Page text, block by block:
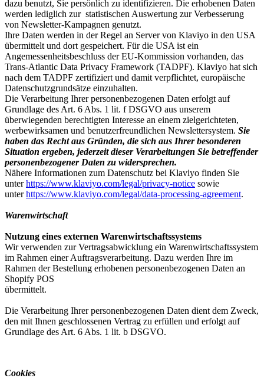
dazu benutzt, Sie persönlich zu identifizieren. Die erhobenen Daten
werden lediglich zur statistischen Auswertung zur Verbesserung
von Newsletter-Kampagnen genutzt.
Ihre Daten werden in der Regel an Server von Klaviyo in den USA
übermittelt und dort gespeichert. Für die USA ist ein
Angemessenheitsbeschluss der EU-Kommission vorhanden, das
Trans-Atlantic Data Privacy Framework (TADPF). Klaviyo hat sich
nach dem TADPF zertifiziert und damit verpflichtet, europäische
Datenschutzgrundsätze einzuhalten.
Die Verarbeitung Ihrer personenbezogenen Daten erfolgt auf
Grundlage des Art. 6 Abs. 1 lit. f DSGVO aus unserem
überwiegenden berechtigten Interesse an einem zielgerichteten,
werbewirksamen und benutzerfreundlichen Newslettersystem. Sie
haben das Recht aus Gründen, die sich aus Ihrer besonderen
Situation ergeben, jederzeit dieser Verarbeitungen Sie betreffender
personenbezogener Daten zu widersprechen.
Nähere Informationen zum Datenschutz bei Klaviyo finden Sie
unterhttps://www.klaviyo.com/legal/privacy-notice sowie
unterhttps://www.klaviyo.com/legal/data-processing-agreement.
Warenwirtschaft
Nutzung eines externen Warenwirtschaftssystems
Wir verwenden zur Vertragsabwicklung ein Warenwirtschaftssystem
im Rahmen einer Auftragsverarbeitung. Dazu werden Ihre im
Rahmen der Bestellung erhobenen personenbezogenen Daten an
Shopify POS
übermittelt.
Die Verarbeitung Ihrer personenbezogenen Daten dient dem Zweck,
den mit Ihnen geschlossenen Vertrag zu erfüllen und erfolgt auf
Grundlage des Art. 6 Abs. 1 lit. b DSGVO.
Cookies